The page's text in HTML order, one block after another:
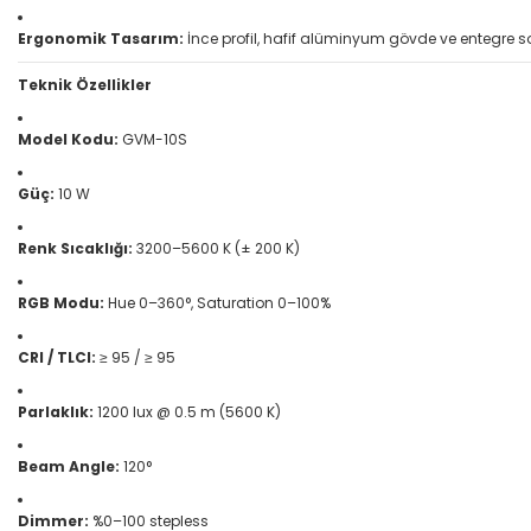
Ergonomik Tasarım: İnce profil, hafif alüminyum gövde ve entegre
Teknik Özellikler
Model Kodu: GVM-10S
Güç: 10 W
Renk Sıcaklığı: 3200–5600 K (± 200 K)
RGB Modu: Hue 0–360°, Saturation 0–100%
CRI / TLCI: ≥ 95 / ≥ 95
Parlaklık: 1200 lux @ 0.5 m (5600 K)
Beam Angle: 120°
Dimmer: %0–100 stepless